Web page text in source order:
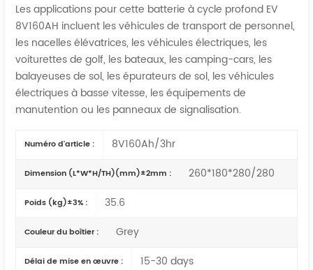
Les applications pour cette batterie à cycle profond EV
8V160AH incluent les véhicules de transport de personnel,
les nacelles élévatrices, les véhicules électriques, les
voiturettes de golf, les bateaux, les camping-cars, les
balayeuses de sol, les épurateurs de sol, les véhicules
électriques à basse vitesse, les équipements de
manutention ou les panneaux de signalisation.
Numéro d'article : 8V160Ah/3hr
Dimension (L*W*H/TH)(mm)±2mm : 260*180*280/280
Poids (kg)±3% : 35.6
Couleur du boîtier : Grey
Délai de mise en œuvre : 15-30 days